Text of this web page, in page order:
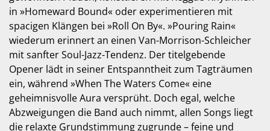
in »Homeward Bound« oder experimentieren mit
spacigen Klängen bei »Roll On By«. »Pouring Rain«
wiederum erinnert an einen Van-Morrison-Schleicher
mit sanfter Soul-Jazz-Tendenz. Der titelgebende
Opener lädt in seiner Entspanntheit zum Tagträumen
ein, während »When The Waters Come« eine
geheimnisvolle Aura versprüht. Doch egal, welche
Abzweigungen die Band auch nimmt, allen Songs liegt
die relaxte Grundstimmung zugrunde – feine und